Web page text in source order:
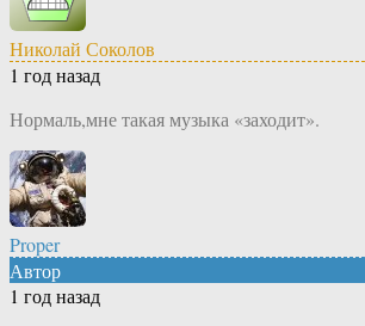
Николай Соколов
1 год назад
Нормаль,мне такая музыка «заходит».
Proper
Автор
1 год назад